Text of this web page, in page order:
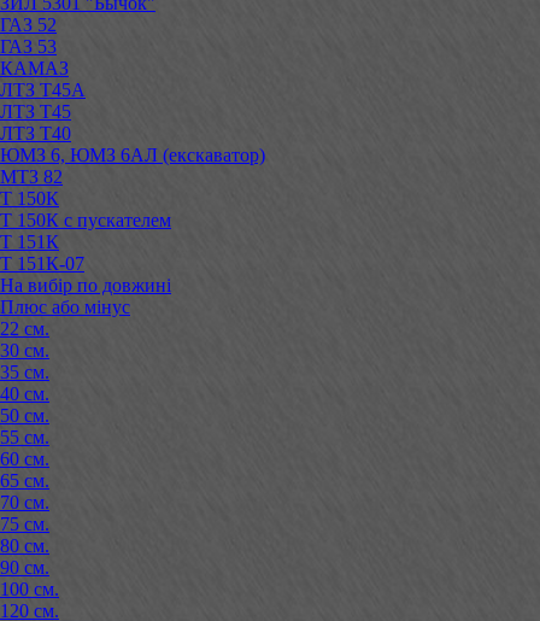
ГАЗ 52
ГАЗ 53
КАМАЗ
ЛТЗ Т45А
ЛТЗ Т45
ЛТЗ Т40
ЮМЗ 6, ЮМЗ 6АЛ (екскаватор)
МТЗ 82
Т 150К
Т 150К с пускателем
Т 151К
Т 151К-07
На вибір по довжині
Плюс або мінус
22 см.
30 см.
35 см.
40 см.
50 см.
55 см.
60 см.
65 см.
70 см.
75 см.
80 см.
90 см.
100 см.
120 см.